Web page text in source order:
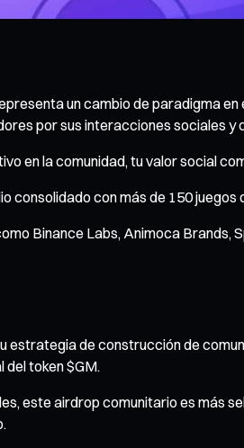
un cambio de paradigma
por sus interacciones sociales y
en la comunidad, tu valor social
con más de 150
Binance Labs, Animoca
estrategia de construcción de
del token $GM.
este airdrop comunitario es más